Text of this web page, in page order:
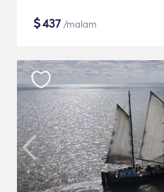
$437 /malam